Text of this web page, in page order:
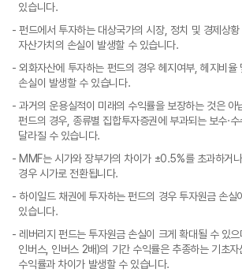
있습니다.
- 펀드에서 투자하는 대상국가의 시장, 정치 및 경제상
자산가치의 손실이 발생할 수 있습니다.
- 외화자산에 투자하는 펀드의 경우 헤지여부, 헤지비율
손실이 발생할 수 있습니다.
- 과거의 운용실적이 미래의 수익률을 보장하는 것은 아
펀드의 경우, 종류별 집합투자증권에 부과되는 보수·수
달라질 수 있습니다.
- MMF는 시가와 장부가의 차이가 ±0.5%를 초과하거
경우 시가로 전환됩니다.
- 하이일드 채권에 투자하는 펀드의 경우 투자원금 손실
있습니다.
- 레버리지 펀드는 투자원금 손실이 크게 확대될 수 있
인버스, 인버스 2배)의 기간 수익률은 추종하는 기초
수익률과 차이가 발생할 수 있습니다.